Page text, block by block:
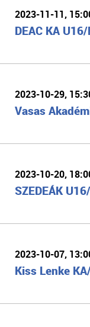
2023-11-11,
DEAC KA U16/
2023-10-29,
Vasas
2023-10-20,
SZEDEÁK
2023-10-07,
Kiss Lenke